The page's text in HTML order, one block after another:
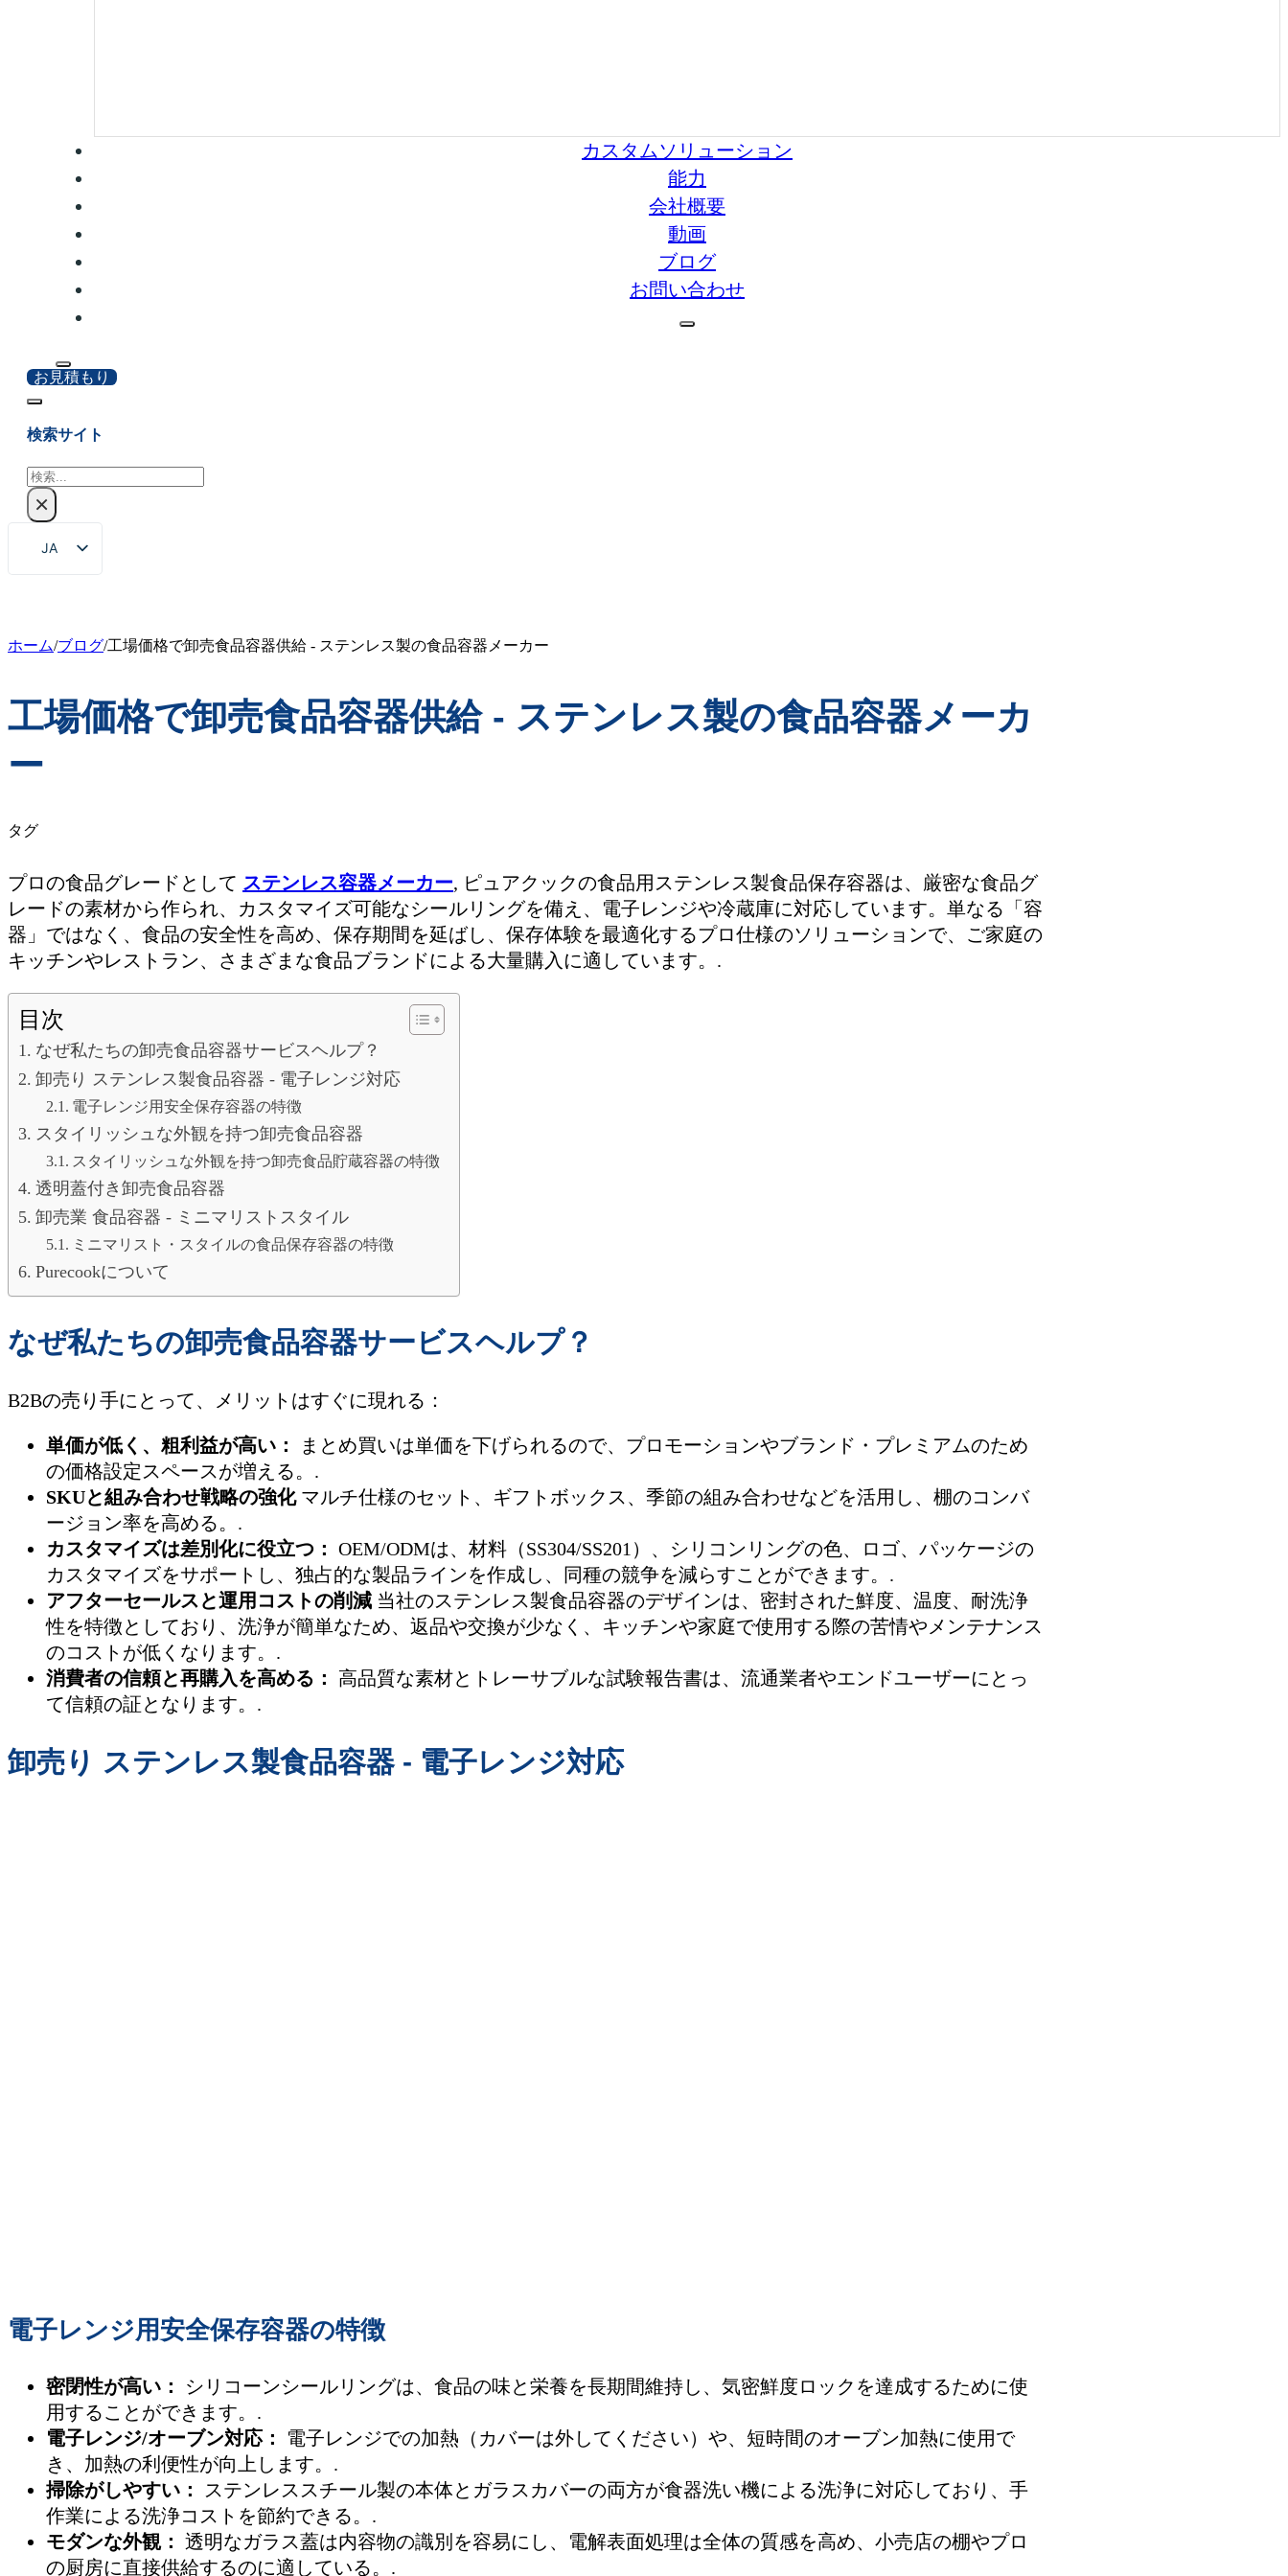
カスタムソリューション
能力
会社概要
動画
ブログ
お問い合わせ
お見積もり
検索サイト
検
索×
JA
EN
FR
RU
PT
ホーム/ブログ/工場価格で卸売食品容器供給 - ステンレス製の食品容器メーカー
工場価格で卸売食品容器供給 - ステンレス製の食品容器メーカ
ー
タグ
プロの食品グレードとして ステンレス容器メーカー, ピュアクックの食品用ステンレス製食品保存容器は、厳密な食品グ
レードの素材から作られ、カスタマイズ可能なシールリングを備え、電子レンジや冷蔵庫に対応しています。単なる「容
器」ではなく、食品の安全性を高め、保存期間を延ばし、保存体験を最適化するプロ仕様のソリューションで、ご家庭の
キッチンやレストラン、さまざまな食品ブランドによる大量購入に適しています。.
目次
なぜ私たちの卸売食品容器サービスヘルプ？
卸売り ステンレス製食品容器 - 電子レンジ対応
電子レンジ用安全保存容器の特徴
スタイリッシュな外観を持つ卸売食品容器
スタイリッシュな外観を持つ卸売食品貯蔵容器の特徴
透明蓋付き卸売食品容器
卸売業 食品容器 - ミニマリストスタイル
ミニマリスト・スタイルの食品保存容器の特徴
Purecookについて
なぜ私たちの卸売食品容器サービスヘルプ？
B2Bの売り手にとって、メリットはすぐに現れる：
単価が低く、粗利益が高い：
まとめ買いは単価を下げられるので、プロモーションやブランド・プレミアムのため
の価格設定スペースが増える。.
SKUと組み合わせ戦略の強化 マルチ仕様のセット、ギフトボックス、季節の組み合わせなどを活用し、棚のコンバ
ージョン率を高める。.
カスタマイズは差別化に役立つ： OEM/ODMは、材料（SS304/SS201）、シリコンリングの色、ロゴ、パッケージの
カスタマイズをサポートし、独占的な製品ラインを作成し、同種の競争を減らすことができます。.
アフターセールスと運用コストの削減 当社のステンレス製食品容器のデザインは、密封された鮮度、温度、耐洗浄
性を特徴としており、洗浄が簡単なため、返品や交換が少なく、キッチンや家庭で使用する際の苦情やメンテナンス
のコストが低くなります。.
消費者の信頼と再購入を高める：
高品質な素材とトレーサブルな試験報告書は、流通業者やエンドユーザーにとっ
て信頼の証となります。.
卸売り ステンレス製食品容器 - 電子レンジ対応
電子レンジ用安全保存容器の特徴
密閉性が高い：
シリコーンシールリングは、食品の味と栄養を長期間維持し、気密鮮度ロックを達成するために使
用することができます。.
電子レンジ/オーブン対応：
電子レンジでの加熱（カバーは外してください）や、短時間のオーブン加熱に使用で
き、加熱の利便性が向上します。.
掃除がしやすい：
ステンレススチール製の本体とガラスカバーの両方が食器洗い機による洗浄に対応しており、手
作業による洗浄コストを節約できる。.
モダンな外観： 透明なガラス蓋は内容物の識別を容易にし、電解表面処理は全体の質感を高め、小売店の棚やプロ
の厨房に直接供給するのに適している。.